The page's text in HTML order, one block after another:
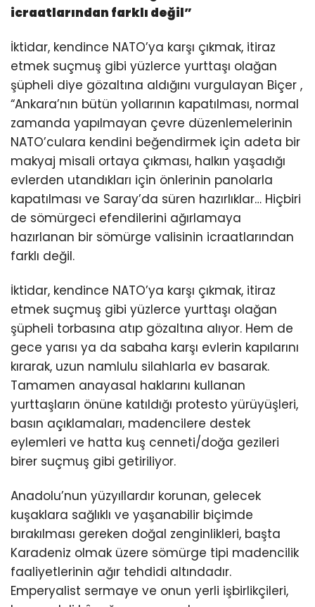
icraatlarından farklı değil”
İktidar, kendince NATO’ya karşı çıkmak, itiraz
etmek suçmuş gibi yüzlerce yurttaşı olağan
şüpheli diye gözaltına aldığını vurgulayan Biçer ,
“Ankara’nın bütün yollarının kapatılması, normal
zamanda yapılmayan çevre düzenlemelerinin
NATO’culara kendini beğendirmek için adeta bir
makyaj misali ortaya çıkması, halkın yaşadığı
evlerden utandıkları için önlerinin panolarla
kapatılması ve Saray’da süren hazırlıklar… Hiçbiri
de sömürgeci efendilerini ağırlamaya
hazırlanan bir sömürge valisinin icraatlarından
farklı değil.
İktidar, kendince NATO’ya karşı çıkmak, itiraz
etmek suçmuş gibi yüzlerce yurttaşı olağan
şüpheli torbasına atıp gözaltına alıyor. Hem de
gece yarısı ya da sabaha karşı evlerin kapılarını
kırarak, uzun namlulu silahlarla ev basarak.
Tamamen anayasal haklarını kullanan
yurttaşların önüne katıldığı protesto yürüyüşleri,
basın açıklamaları, madencilere destek
eylemleri ve hatta kuş cenneti/doğa gezileri
birer suçmuş gibi getiriliyor.
Anadolu’nun yüzyıllardır korunan, gelecek
kuşaklara sağlıklı ve yaşanabilir biçimde
bırakılması gereken doğal zenginlikleri, başta
Karadeniz olmak üzere sömürge tipi madencilik
faaliyetlerinin ağır tehdidi altındadır.
Emperyalist sermaye ve onun yerli işbirlikçileri,